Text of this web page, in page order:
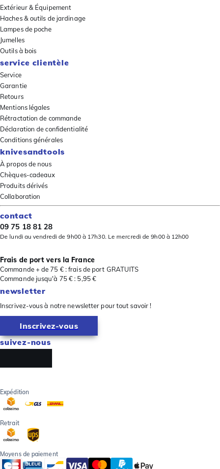
Extérieur & Équipement
Haches & outils de jardinage
Lampes de poche
Jumelles
Outils à bois
service clientèle
Service
Garantie
Retours
Mentions légales
Rétractation de commande
Déclaration de confidentialité
Conditions générales
knivesandtools
À propos de nous
Chèques-cadeaux
Produits dérivés
Collaboration
contact
09 75 18 81 28
De lundi au vendredi de 9h00 à 17h30. Le mercredi de 9h00 à 12h00
Frais de port vers la France
Commande + de 75 € : frais de port GRATUITS
Commande jusqu'à 75 € : 5,95 €
newsletter
Inscrivez-vous à notre newsletter pour tout savoir !
Inscrivez-vous
suivez-nous
Expédition
Retrait
Moyens de paiement